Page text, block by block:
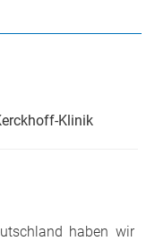
haben wir